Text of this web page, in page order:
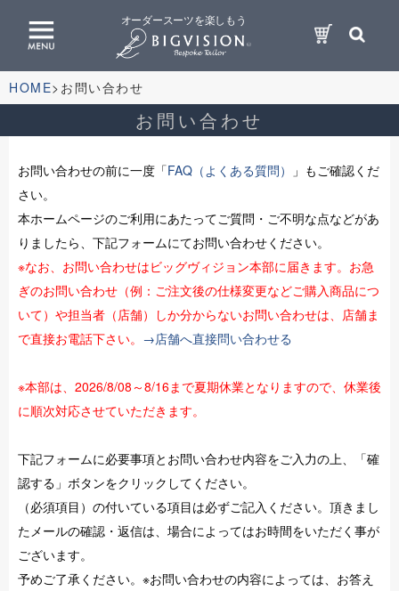
オーダースーツを楽しもう
HOME お問い合わせ
お問い合わせ
お問い合わせの前に一度「FAQ（よくある質問）
」もご確認くだ
さい。
本ホームページのご利用にあたってご質問・ご不明な点などがあ
りましたら、下記フォームにてお問い合わせください。
※なお、お問い合わせはビッグヴィジョン本部に届きます。お急
ぎのお問い合わせ（例：ご注文後の仕様変更などご購入商品につ
いて）や担当者（店舗）しか分からないお問い合わせは、店舗ま
で直接お電話下さい。 →店舗へ直接問い合わせる
※本部は、2026/8/08～8/16まで夏期休業となりますので、休業後
に順次対応させていただきます。
下記フォームに必要事項とお問い合わせ内容をご入力の上、「確
認する」ボタンをクリックしてください。
（必須項目）の付いている項目は必ずご記入ください。頂きまし
たメールの確認・返信は、場合によってはお時間をいただく事が
ございます。
予めご了承ください。※お問い合わせの内容によっては、お答え